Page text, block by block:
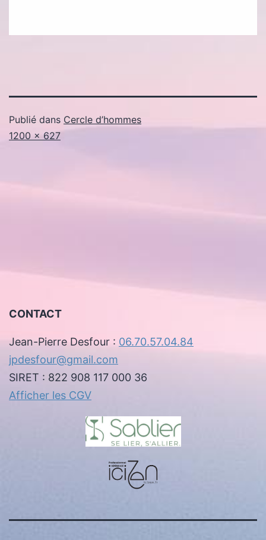
Publié dans Cercle d’hommes
Taille
1200 × 627
CONTACT
Jean-Pierre Desfour : 06.70.57.04.84
jpdesfour@gmail.com
SIRET : 822 908 117 000 36
Afficher les CGV